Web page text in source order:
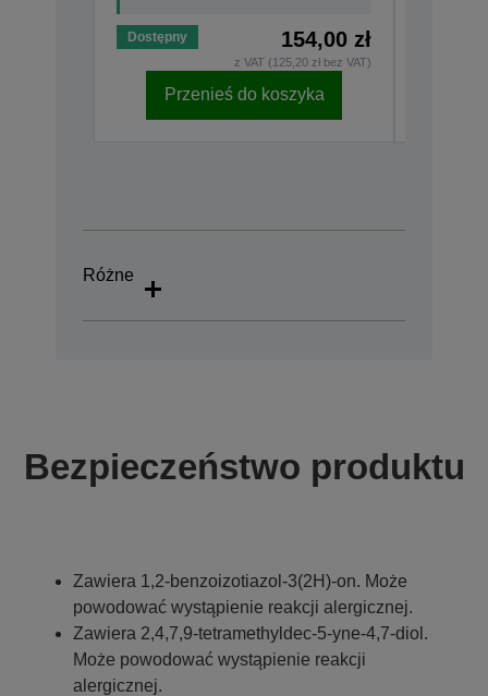
Dostępny 154,00 zł
z VAT (125,20 zł bez VAT)
Przenieś do koszyka
Różne
Bezpieczeństwo produktu
Zawiera 1,2-benzoizotiazol-3(2H)-on. Może
powodować wystąpienie reakcji alergicznej.
Zawiera 2,4,7,9-tetramethyldec-5-yne-4,7-diol.
Może powodować wystąpienie reakcji
alergicznej.